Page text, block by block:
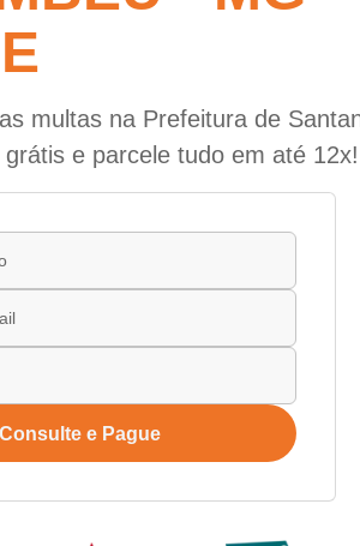
multas na Prefeitura de
e parcele tudo em até 12x!
Consulte e Pague